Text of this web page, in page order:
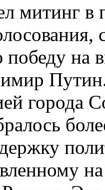
митинг в
на
города